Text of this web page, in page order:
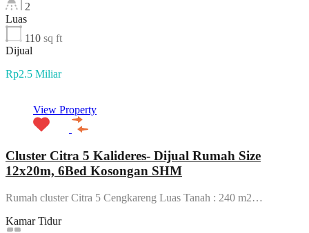
2
Luas
110 sq ft
Dijual
Rp2.5 Miliar
View Property
Cluster Citra 5 Kalideres- Dijual Rumah Size
12x20m, 6Bed Kosongan SHM
Rumah cluster Citra 5 Cengkareng Luas Tanah : 240 m2…
Kamar Tidur